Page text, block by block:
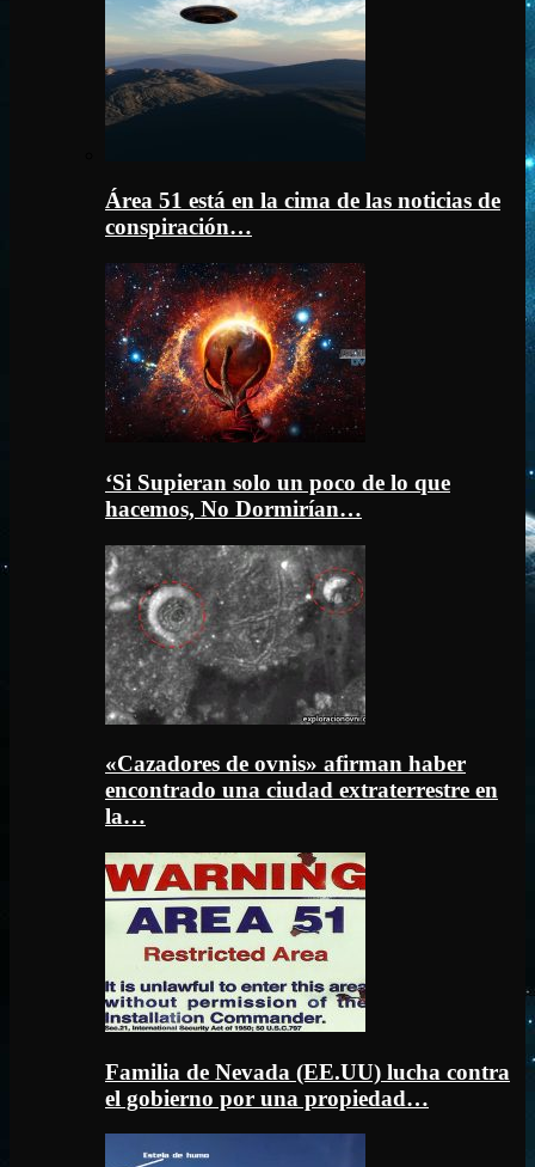
Área 51 está en la cima de las noticias de
conspiración…
‘Si Supieran solo un poco de lo que
hacemos, No Dormirían…
«Cazadores de ovnis» afirman haber
encontrado una ciudad extraterrestre en
la…
Familia de Nevada (EE.UU) lucha contra
el gobierno por una propiedad…